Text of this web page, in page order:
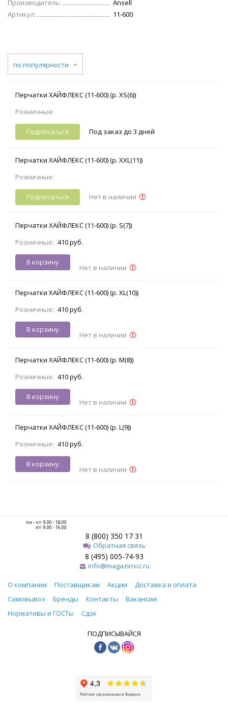
Производитель:
Ansell
Артикул:
11-600
по популярности
Перчатки ХАЙФЛЕКС (11-600) (р. XS(6))
Розничные:
Подписаться Под заказ до 3 дней
Перчатки ХАЙФЛЕКС (11-600) (р. XXL(11))
Розничные:
Подписаться Нет в наличии
Перчатки ХАЙФЛЕКС (11-600) (р. S(7))
Розничные: 410 руб.
В корзину
Нет в наличии
Перчатки ХАЙФЛЕКС (11-600) (р. XL(10))
Розничные: 410 руб.
В корзину
Нет в наличии
Перчатки ХАЙФЛЕКС (11-600) (р. M(8))
Розничные: 410 руб.
В корзину
Нет в наличии
Перчатки ХАЙФЛЕКС (11-600) (р. L(9))
Розничные: 410 руб.
В корзину
Нет в наличии
пн - чт: 9.00 - 18.00
пт: 9.00 - 16.00
8 (800) 350 17 31
Обратная связь
8 (495) 005-74-93
info@magazinsiz.ru
О компании Поставщикам Акции
Доставка и оплата
Самовывоз
Бренды Контакты
Вакансии
Нормативы и ГОСТы
Сдэк
ПОДПИСЫВАЙСЯ